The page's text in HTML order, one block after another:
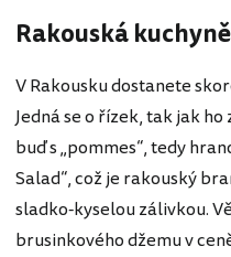
Rakouská kuchyně
V Rakousku dostanete
Jedná se o řízek, tak jak
buď s „pommes“, tedy
Salad“, což je rakouský
sladko-kyselou zálivkou.
brusinkového džemu v